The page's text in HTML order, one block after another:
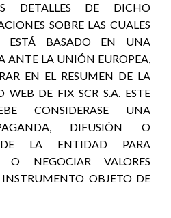
DETALLES DE DICHO
SOBRE LAS CUALES
ESTÁ BASADO EN UNA
ANTE LA UNIÓN EUROPEA,
EN EL RESUMEN DE LA
DE FIX SCR S.A. ESTE
CONSIDERASE UNA
DIFUSIÓN O
DE LA ENTIDAD PARA
O NEGOCIAR VALORES
OBJETO DE